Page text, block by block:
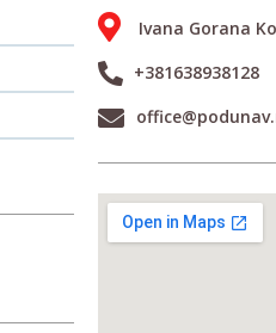
Ivana Gorana
+381638938128